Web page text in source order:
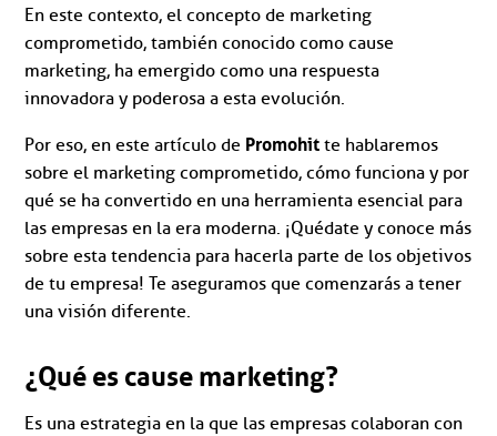
En este contexto, el concepto de marketing
comprometido, también conocido como cause
marketing, ha emergido como una respuesta
innovadora y poderosa a esta evolución.
Por eso, en este artículo de Promohit te hablaremos
sobre el marketing comprometido, cómo funciona y por
qué se ha convertido en una herramienta esencial para
las empresas en la era moderna. ¡Quédate y conoce más
sobre esta tendencia para hacerla parte de los objetivos
de tu empresa! Te aseguramos que comenzarás a tener
una visión diferente.
¿Qué es cause marketing?
Es una estrategia en la que las empresas colaboran con